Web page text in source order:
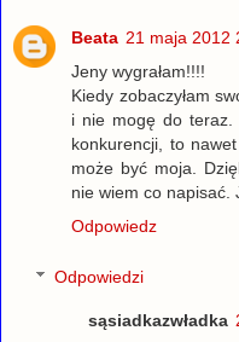
Beata 21 maja 2012
Jeny wygrałam!!!!
Kiedy zobaczyłam
i nie mogę do teraz.
konkurencji, to
może być moja.
nie wiem co napisać.
Odpowiedz
Odpowiedzi
sąsiadkazwładka